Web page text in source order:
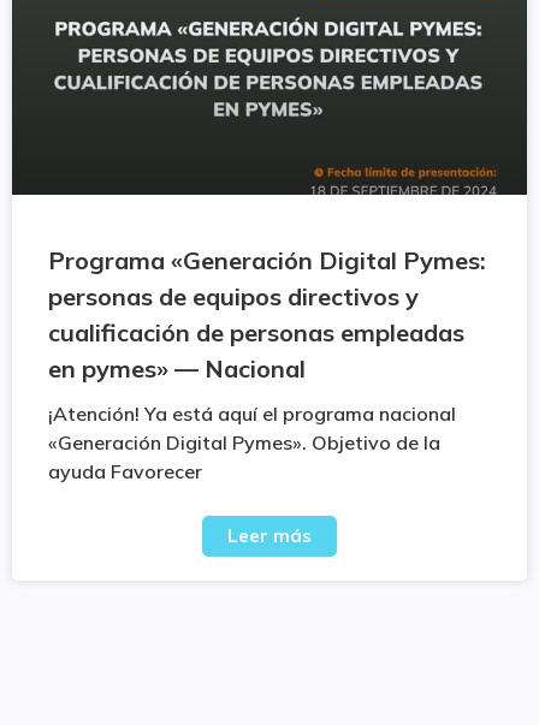
Programa «Generación Digital Pymes:
personas de equipos directivos y
cualificación de personas empleadas
en pymes» — Nacional
¡Atención! Ya está aquí el programa nacional
«Generación Digital Pymes». Objetivo de la
ayuda Favorecer
Leer más